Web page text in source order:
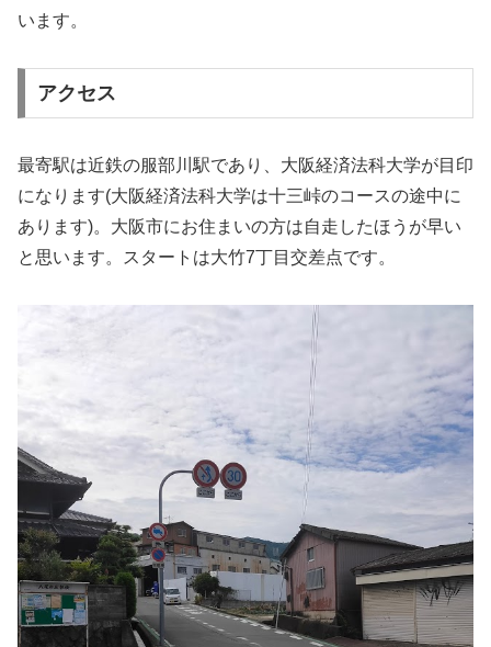
います。
アクセス
最寄駅は近鉄の服部川駅であり、大阪経済法科大学が目印
になります(大阪経済法科大学は十三峠のコースの途中に
あります)。大阪市にお住まいの方は自走したほうが早い
と思います。スタートは大竹7丁目交差点です。